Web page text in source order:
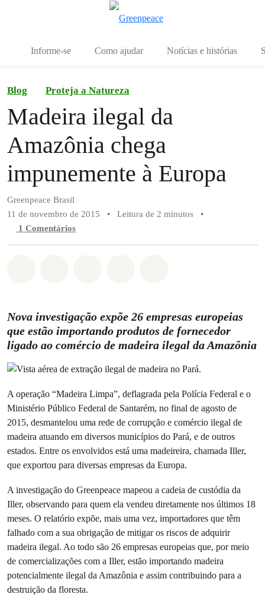
Informe-se Como ajudar Notícias e histórias
Blog Proteja a Natureza
Madeira ilegal da
Amazônia chega
impunemente à Europa
Greenpeace Brasil
11 de novembro de 2015
• Leitura de 2 minutos
•
1 Comentários
Nova investigação expõe 26 empresas europeias
que estão importando produtos de fornecedor
ligado ao comércio de madeira ilegal da Amazônia
A operação “Madeira Limpa”, deflagrada pela Polícia Federal e o
Ministério Público Federal de Santarém, no final de agosto de
2015, desmantelou uma rede de corrupção e comércio ilegal de
madeira atuando em diversos municípios do Pará, e de outros
estados. Entre os envolvidos está uma madeireira, chamada Iller,
que exportou para diversas empresas da Europa.
A investigação do Greenpeace mapeou a cadeia de custódia da
Iller, observando para quem ela vendeu diretamente nos últimos 18
meses. O relatório expõe, mais uma vez, importadores que têm
falhado com a sua obrigação de mitigar os riscos de adquirir
madeira ilegal. Ao todo são 26 empresas europeias que, por meio
de comercializações com a Iller, estão importando madeira
potencialmente ilegal da Amazônia e assim contribuindo para a
destruição da floresta.